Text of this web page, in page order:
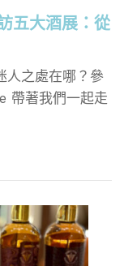
五大酒展：從
人之處在哪？參
帶著我們一起走